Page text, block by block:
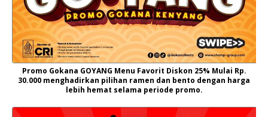
Promo Gokana GOYANG Menu Favorit Diskon 25% Mulai Rp.
30.000 menghadirkan pilihan ramen dan bento dengan harga
lebih hemat selama periode promo.